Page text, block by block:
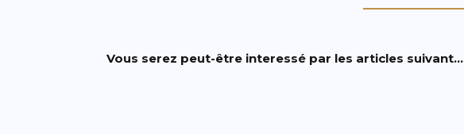
Vous serez peut-être interessé par les articles suivant…